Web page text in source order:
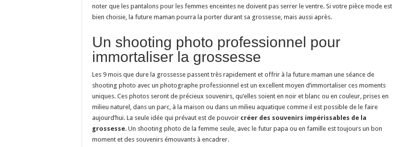
noter que les pantalons pour les femmes enceintes ne doivent pas serrer le ventre. Si votre pièce mode est
bien choisie, la future maman pourra la porter durant sa grossesse, mais aussi après.
Un shooting photo professionnel pour
immortaliser la grossesse
Les 9 mois que dure la grossesse passent très rapidement et offrir à la future maman une séance de
shooting photo avec un photographe professionnel est un excellent moyen d’immortaliser ces moments
uniques. Ces photos seront de précieux souvenirs, qu’elles soient en noir et blanc ou en couleur, prises en
milieu naturel, dans un parc, à la maison ou dans un milieu aquatique comme il est possible de le faire
aujourd’hui. La seule idée qui prévaut est de pouvoir créer des souvenirs impérissables de la
grossesse. Un shooting photo de la femme seule, avec le futur papa ou en famille est toujours un bon
moment et des souvenirs émouvants à encadrer.